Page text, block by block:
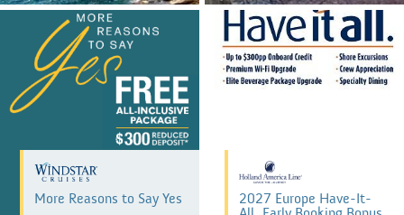
More Reasons to Say Yes
2027 Europe Have-It-